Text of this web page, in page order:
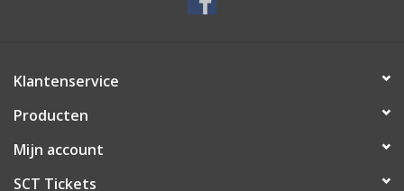
Klantenservice
Producten
Mijn account
SCT Tickets